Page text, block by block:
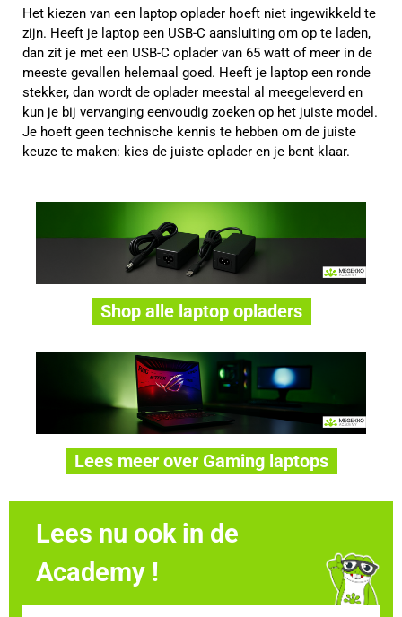
Het kiezen van een laptop oplader hoeft niet ingewikkeld te
zijn. Heeft je laptop een USB-C aansluiting om op te laden,
dan zit je met een USB-C oplader van 65 watt of meer in de
meeste gevallen helemaal goed. Heeft je laptop een ronde
stekker, dan wordt de oplader meestal al meegeleverd en
kun je bij vervanging eenvoudig zoeken op het juiste model.
Je hoeft geen technische kennis te hebben om de juiste
keuze te maken: kies de juiste oplader en je bent klaar.
Shop alle laptop opladers
Lees meer over Gaming laptops
Lees nu ook in de
Academy !